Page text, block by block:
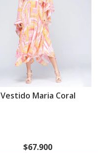
Vestido Maria Coral
$67.900